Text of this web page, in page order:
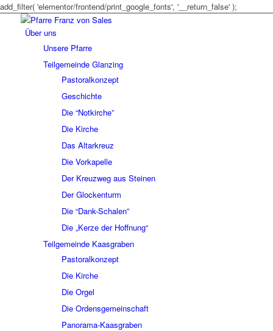
add_filter( 'elementor/frontend/print_google_fonts', '__return_false' );
Über uns
Unsere Pfarre
Teilgemeinde Glanzing
Pastoralkonzept
Geschichte
Die “Notkirche”
Die Kirche
Das Altarkreuz
Die Vorkapelle
Der Kreuzweg aus Steinen
Der Glockenturm
Die “Dank-Schalen”
Die „Kerze der Hoffnung“
Teilgemeinde Kaasgraben
Pastoralkonzept
Die Kirche
Die Orgel
Die Ordensgemeinschaft
Panorama-Kaasgraben